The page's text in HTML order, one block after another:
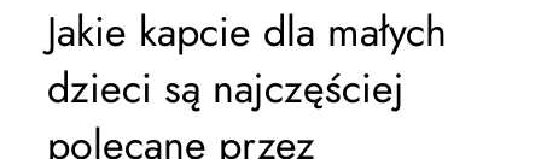
Jakie kapcie dla małych
dzieci są najczęściej
polecane przez